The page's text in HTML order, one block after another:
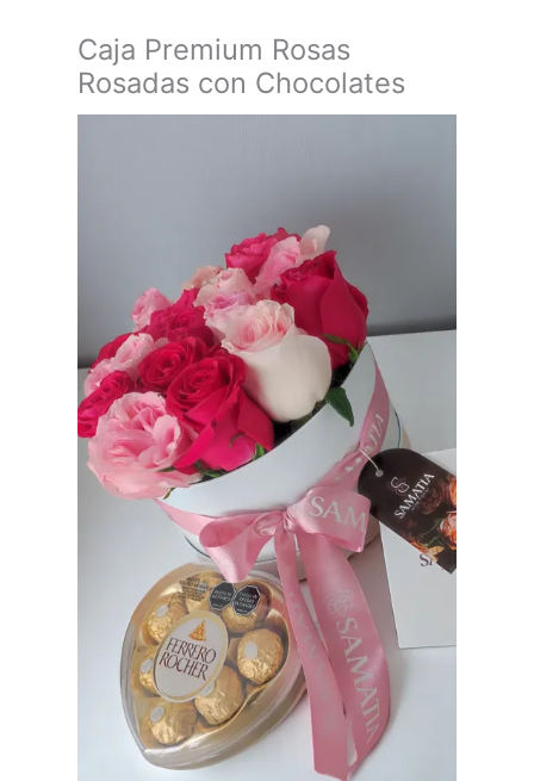
Caja Premium Rosas
Rosadas con Chocolates